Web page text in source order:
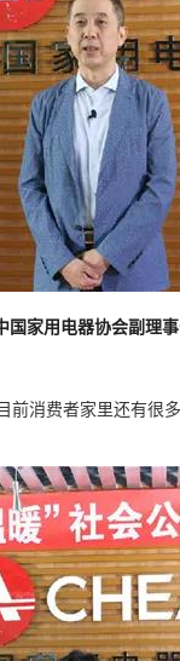
国家用电器协会副理
消费者家里还有很